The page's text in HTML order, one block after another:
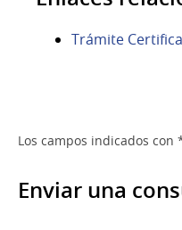
Trámite
Los campos indicados con
Enviar una